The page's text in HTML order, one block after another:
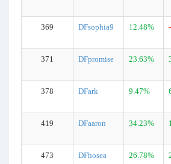
369 DFsophia9 12.48%
371 DFpromise 23.63%
378 DFark 9.47%
419 DFaaron 34.23%
473 DFhosea 26.78%